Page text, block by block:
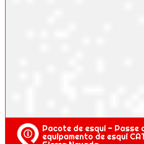
Pacote de esqui - Passe
equipamento de esqui